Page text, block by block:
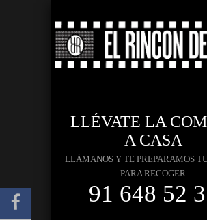
LLÉVATE LA
A CASA
LLÁMANOS Y TE PREPARAMOS
PARA RECOGER
91 648 52